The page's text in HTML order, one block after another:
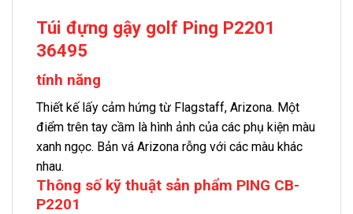
Túi đựng gậy golf Ping P2201
36495
tính năng
Thiết kế lấy cảm hứng từ Flagstaff, Arizona. Một
điểm trên tay cầm là hình ảnh của các phụ kiện màu
xanh ngọc. Bản vá Arizona rỗng với các màu khác
nhau.
Thông số kỹ thuật sản phẩm PING CB-
P2201